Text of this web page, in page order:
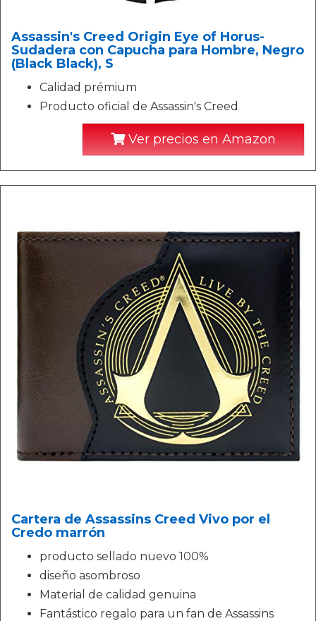
Assassin's Creed Origin Eye of Horus-
Sudadera con Capucha para Hombre, Negro
(Black Black), S
Calidad prémium
Producto oficial de Assassin's Creed
Ver precios en Amazon
Cartera de Assassins Creed Vivo por el
Credo marrón
producto sellado nuevo 100%
diseño asombroso
Material de calidad genuina
Fantástico regalo para un fan de Assassins